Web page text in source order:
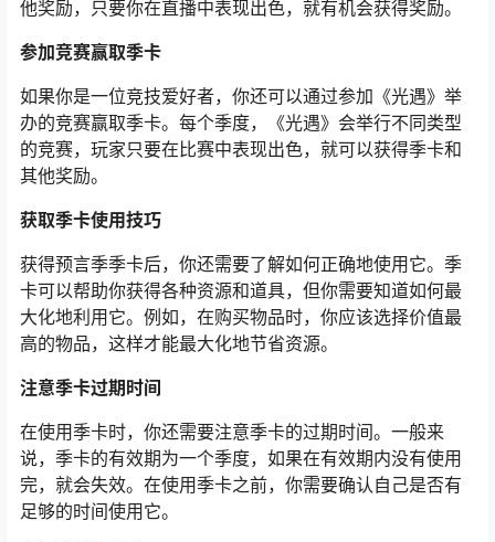
他奖励，只要你在直播中表现出色，就有机会获得奖励。
参加竞赛赢取季卡
如果你是一位竞技爱好者，你还可以通过参加《光遇》举
办的竞赛赢取季卡。每个季度，《光遇》会举行不同类型
的竞赛，玩家只要在比赛中表现出色，就可以获得季卡和
其他奖励。
获取季卡使用技巧
获得预言季季卡后，你还需要了解如何正确地使用它。季
卡可以帮助你获得各种资源和道具，但你需要知道如何最
大化地利用它。例如，在购买物品时，你应该选择价值最
高的物品，这样才能最大化地节省资源。
注意季卡过期时间
在使用季卡时，你还需要注意季卡的过期时间。一般来
说，季卡的有效期为一个季度，如果在有效期内没有使用
完，就会失效。在使用季卡之前，你需要确认自己是否有
足够的时间使用它。